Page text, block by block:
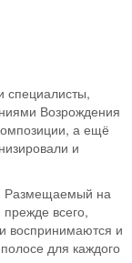
специалисты,
Возрождения
а ещё
и
Размещаемый на
всего,
воспринимаются и
для каждого